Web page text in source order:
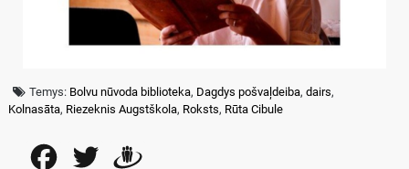
Temys: Bolvu nūvoda biblioteka, Dagdys pošvaļdeiba,dairs,
Kolnasāta, Riezeknis Augstškola, Roksts, Rūta Cibule
FacebookTwitter